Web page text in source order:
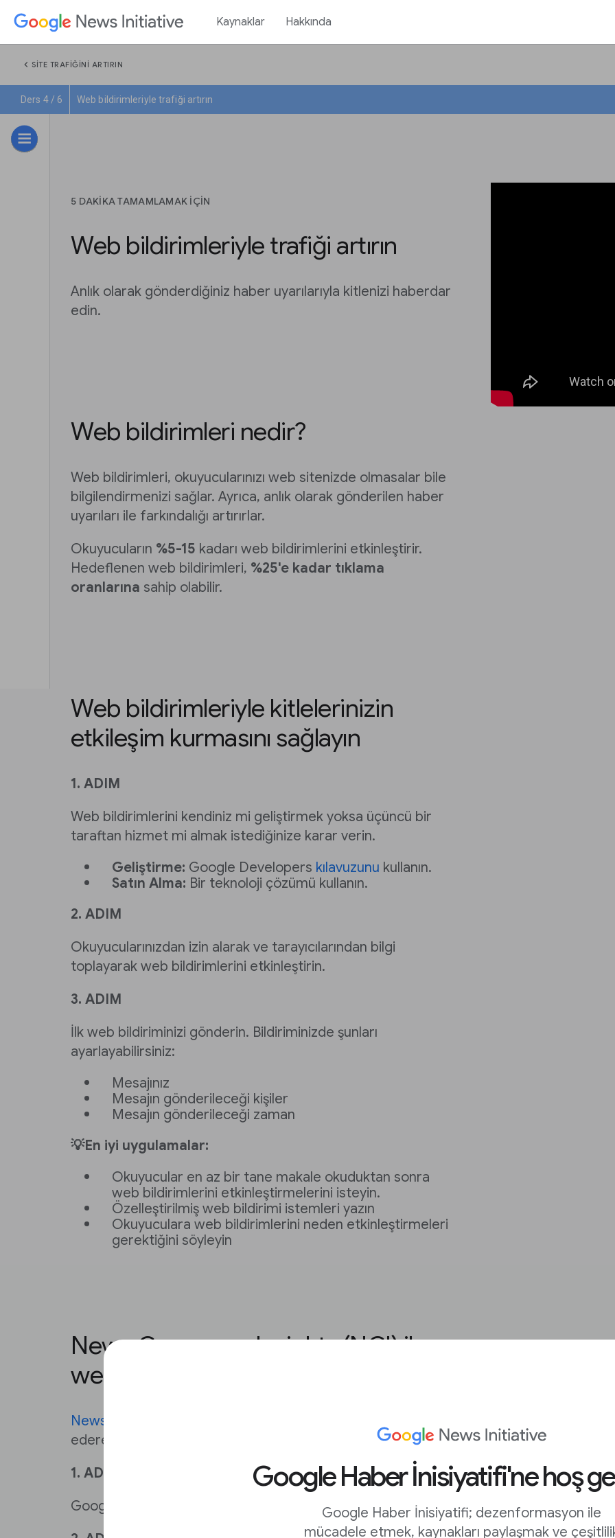
Kaynaklar Hakkında
Google Haber İnisiyatifi'ne hoş
Google Haber İnisiyatifi; dezenformasyon ile
mücadele etmek, kaynakları paylaşmak ve
chevron_left SITE TRAFIĞINI ARTIRIN
Ders 4 / 6 Web bildirimleriyle trafiği artırın
5 DAKIKA TAMAMLAMAK IÇIN
Web bildirimleriyle trafiği artırın
Anlık olarak gönderdiğiniz haber uyarılarıyla kitlenizi haberdar
edin.
Web bildirimleri nedir?
Web bildirimleri, okuyucularınızı web sitenizde olmasalar bile
bilgilendirmenizi sağlar. Ayrıca, anlık olarak gönderilen haber
uyarıları ile farkındalığı artırırlar.
Okuyucuların %5-15 kadarı web bildirimlerini etkinleştirir.
Hedeflenen web bildirimleri, %25'e kadar tıklama
oranlarına sahip olabilir.
Web bildirimleriyle kitlelerinizin
etkileşim kurmasını sağlayın
1. ADIM
Web bildirimlerini kendiniz mi geliştirmek yoksa üçüncü bir
taraftan hizmet mi almak istediğinize karar verin.
Geliştirme: Google Developers kılavuzunu kullanın.
Satın Alma: Bir teknoloji çözümü kullanın.
2. ADIM
Okuyucularınızdan izin alarak ve tarayıcılarından bilgi
toplayarak web bildirimlerini etkinleştirin.
3. ADIM
İlk web bildiriminizi gönderin. Bildiriminizde şunları
ayarlayabilirsiniz:
Mesajınız
Mesajın gönderileceği kişiler
Mesajın gönderileceği zaman
💡En iyi uygulamalar:
Okuyucular en az bir tane makale okuduktan sonra
web bildirimlerini etkinleştirmelerini isteyin.
Özelleştirilmiş web bildirimi istemleri yazın
Okuyuculara web bildirimlerini neden etkinleştirmeleri
gerektiğini söyleyin
News Consumer Insights (NCI) ile
web bildirimleri trafiğinizi görün
News Consumer Insights
ederek ziyaret başına sayfaları büyütmenize yardımcı olur.
1. ADIM
Google Analytics'i, News Consumer Insights'a bağlayın.